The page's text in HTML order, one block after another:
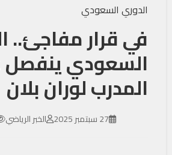
الدوري السعودي
في قرار مفاجئ..
السعودي
المدرب لوران بلان
27 سبتمبر 2025 الخبر الرياضي